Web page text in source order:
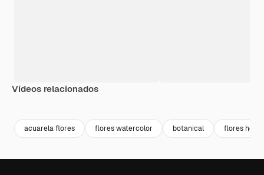
Vídeos relacionados
acuarela flores flores watercolor botanical flores hojas